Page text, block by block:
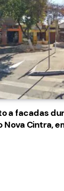
a facadas
Cintra,